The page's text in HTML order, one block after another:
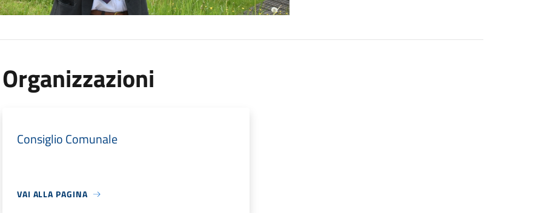
Organizzazioni
Consiglio Comunale
VAI ALLA PAGINA